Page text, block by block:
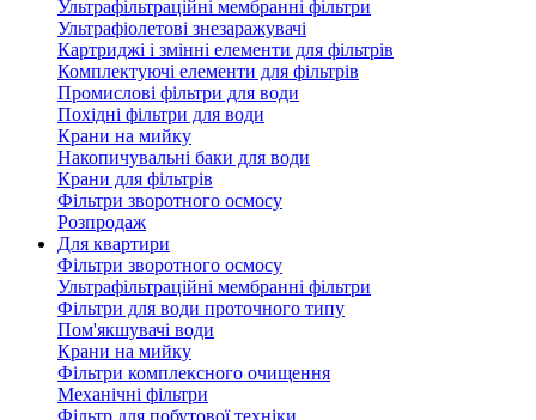
Ультрафільтраційні мембранні фільтри
Ультрафіолетові знезаражувачі
Картриджі і змінні елементи для фільтрів
Комплектуючі елементи для фільтрів
Промислові фільтри для води
Похідні фільтри для води
Крани на мийку
Накопичувальні баки для води
Крани для фільтрів
Фільтри зворотного осмосу
Розпродаж
Для квартири
Фільтри зворотного осмосу
Ультрафільтраційні мембранні фільтри
Фільтри для води проточного типу
Пом'якшувачі води
Крани на мийку
Фільтри комплексного очищення
Механічні фільтри
Фільтр для побутової техніки